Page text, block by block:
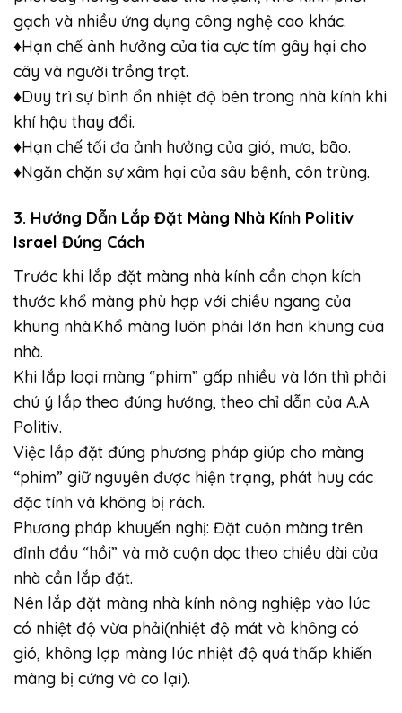
gạch và nhiều ứng dụng công nghệ cao khác.
♦Hạn chế ảnh hưởng của tia cực tím gây hại cho
cây và người trồng trọt.
♦Duy trì sự bình ổn nhiệt độ bên trong nhà kính khi
khí hậu thay đổi.
♦Hạn chế tối đa ảnh hưởng của gió, mưa, bão.
♦Ngăn chặn sự xâm hại của sâu bệnh, côn trùng.
3. Hướng Dẫn Lắp Đặt Màng Nhà Kính Politiv
Israel Đúng Cách
Trước khi lắp đặt màng nhà kính cần chọn kích
thước khổ màng phù hợp với chiều ngang của
khung nhà.Khổ màng luôn phải lớn hơn khung của
nhà.
Khi lắp loại màng “phim” gấp nhiều và lớn thì phải
chú ý lắp theo đúng hướng, theo chỉ dẫn của A.A
Politiv.
Việc lắp đặt đúng phương pháp giúp cho màng
“phim” giữ nguyên được hiện trạng, phát huy các
đặc tính và không bị rách.
Phương pháp khuyến nghị: Đặt cuộn màng trên
đỉnh đầu “hồi” và mở cuộn dọc theo chiều dài của
nhà cần lắp đặt.
Nên lắp đặt màng nhà kính nông nghiệp vào lúc
có nhiệt độ vừa phải(nhiệt độ mát và không có
gió, không lợp màng lúc nhiệt độ quá thấp khiến
màng bị cứng và co lại).